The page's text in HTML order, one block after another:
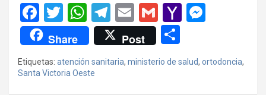
F
a
ce
b
o
T
wi
tt
er
W
h
at
s
A
T
el
e
gr
a
E
m
ail
G
m
ail
Y
o
o
n
g
Share Post
o
m
Etiquetas: atención sanitaria, ministerio de salud, ortodoncia,
Santa Victoria Oeste